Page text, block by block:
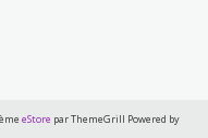
eStore par ThemeGrill Powered by